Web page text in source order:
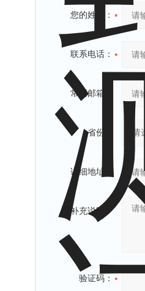
您的姓名：
联系电话：
常用邮箱：
省份：
详细地址：
补充说明：
验证码：